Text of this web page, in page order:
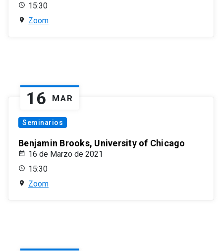
15:30
Zoom
16 MAR
Seminarios
Benjamin Brooks, University of Chicago
16 de Marzo de 2021
15:30
Zoom